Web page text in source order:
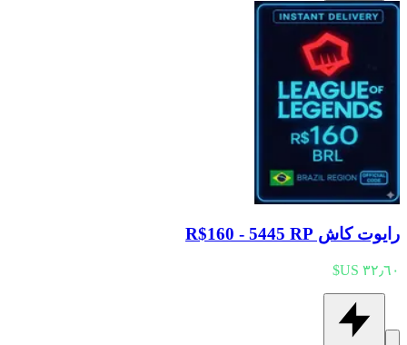
رايوت كاش R$160 - 5445 RP